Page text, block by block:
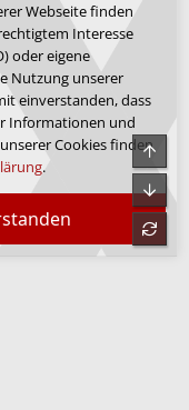
Webseite finden
Interesse
oder eigene
Nutzung unserer
einverstanden, dass
Informationen und
Cookies finden
.